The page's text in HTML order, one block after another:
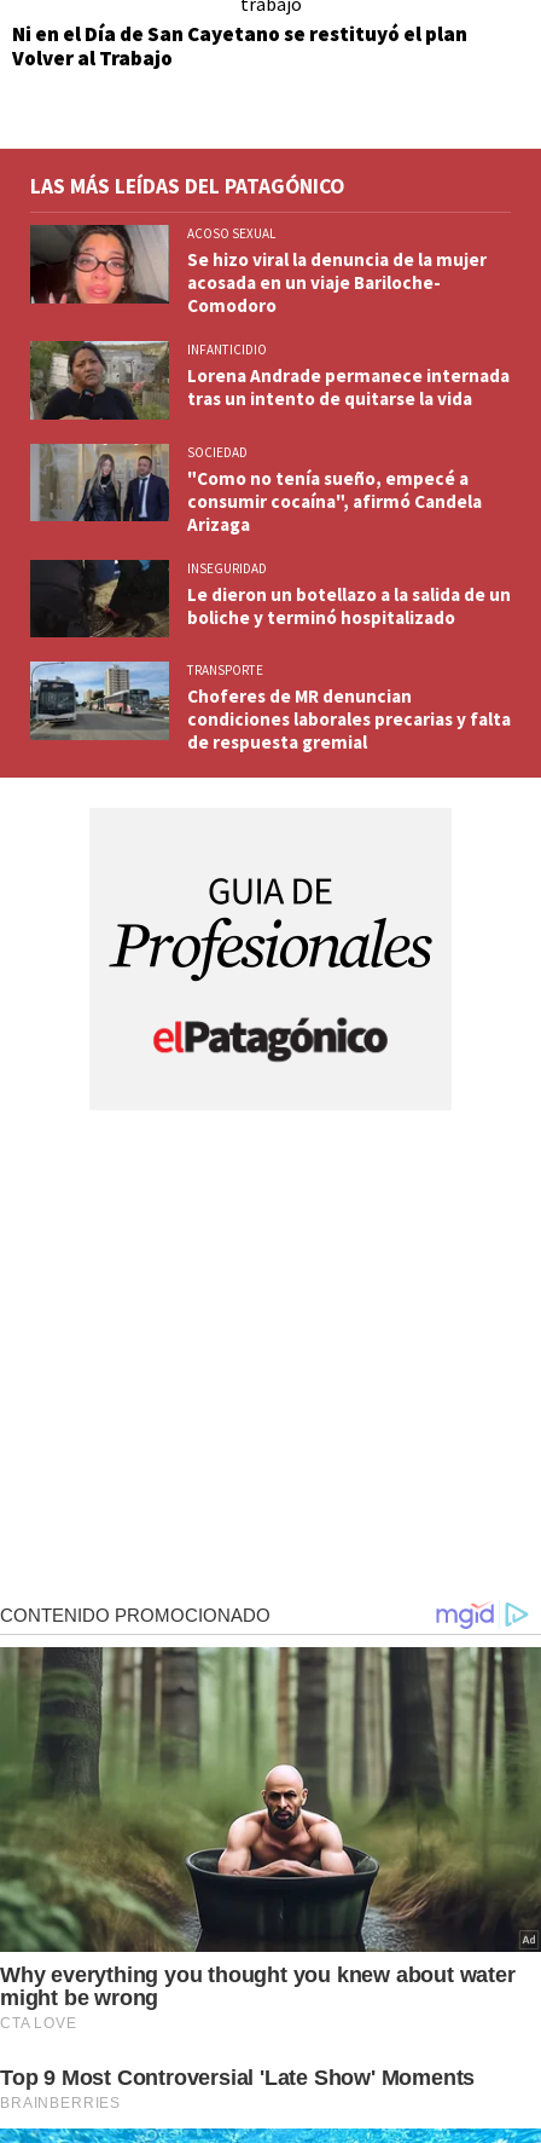
Ni en el Día de San Cayetano se restituyó el plan
Volver al Trabajo
LAS MÁS LEÍDAS DEL PATAGÓNICO
ACOSO SEXUAL
Se hizo viral la denuncia de la mujer
acosada en un viaje Bariloche-
Comodoro
INFANTICIDIO
Lorena Andrade permanece internada
tras un intento de quitarse la vida
SOCIEDAD
"Como no tenía sueño, empecé a
consumir cocaína", afirmó Candela
Arizaga
INSEGURIDAD
Le dieron un botellazo a la salida de un
boliche y terminó hospitalizado
TRANSPORTE
Choferes de MR denuncian
condiciones laborales precarias y falta
de respuesta gremial